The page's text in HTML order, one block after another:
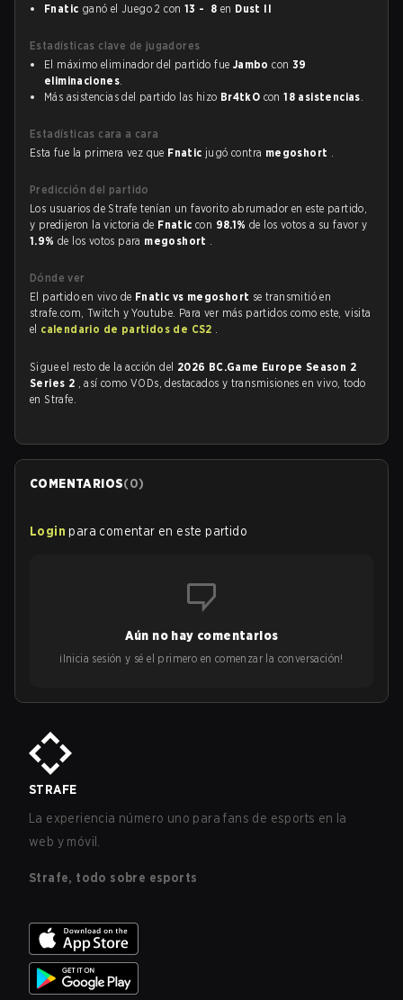
Fnatic ganó el Juego 2 con 13 - 8 en Dust II
Estadísticas clave de jugadores
El máximo eliminador del partido fue Jambo con 39
eliminaciones.
Más asistencias del partido las hizo Br4tkO con18 asistencias.
Estadísticas cara a cara
Esta fue la primera vez que Fnatic jugó contra megoshort .
Predicción del partido
Los usuarios de Strafe tenían un favorito abrumador en este partido,
y predijeron la victoria de Fnaticcon 98.1%de los votos a su favor y
1.9% de los votos para megoshort .
Dónde ver
El partido en vivo de Fnatic vs megoshort se transmitió en
strafe.com, Twitch y Youtube. Para ver más partidos como este, visita
el calendario de partidos de CS2 .
Sigue el resto de la acción del 2026 BC.Game Europe Season 2
Series 2 , así como VODs, destacados y transmisiones en vivo, todo
en Strafe.
COMENTARIOS(0)
Login para comentar en este partido
Aún no hay comentarios
¡Inicia sesión y sé el primero en comenzar la conversación!
STRAFE
La experiencia número uno para fans de esports en la
web y móvil.
Strafe, todo sobre esports